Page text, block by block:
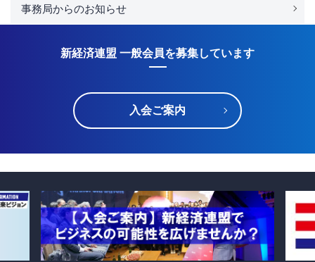
事務局からのお知らせ
新経済連盟 一般会員を募集しています
入会ご案内